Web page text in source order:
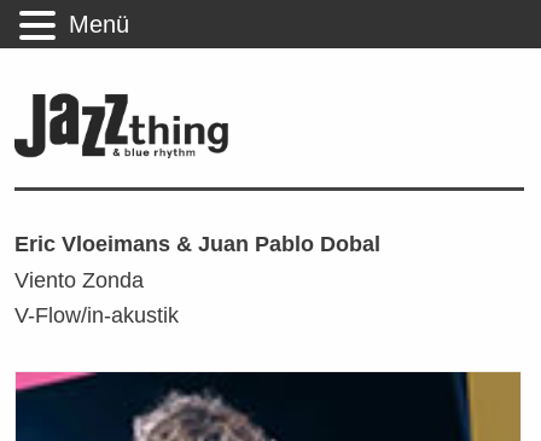
Eric Vloeimans & Juan Pablo Dobal
Viento Zonda
V-Flow/in-akustik
Menü